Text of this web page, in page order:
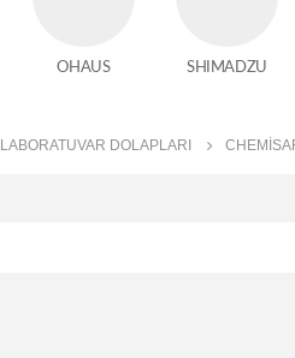
OHAUS SHIMADZU
LABORATUVAR DOLAPLARI